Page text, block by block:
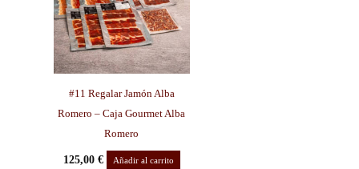
#11 Regalar Jamón Alba
Romero – Caja Gourmet Alba
Romero
125,00 € Añadir al carrito